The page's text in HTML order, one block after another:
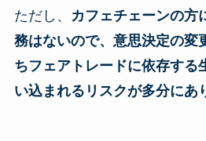
ただし、
カフェチェーンの方
務はないので、意思決定の変
ちフェアトレードに依存する
い込まれるリスクが多分にあ